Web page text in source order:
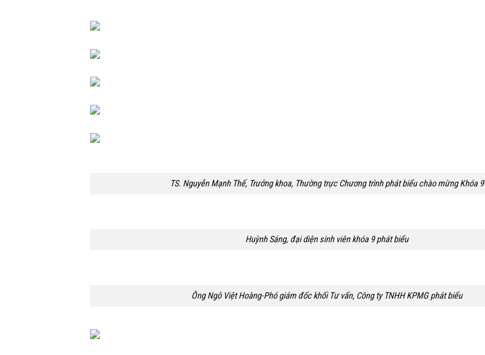
TS. Nguyễn Mạnh Thế, Trưởng khoa, Thường trực Chương trình phát biểu chào mừng Khóa 9
Huỳnh Sáng, đại diện sinh viên khóa 9 phát biểu
Ông Ngô Việt Hoàng-Phó giám đốc khối Tư vấn, Công ty TNHH KPMG phát biểu